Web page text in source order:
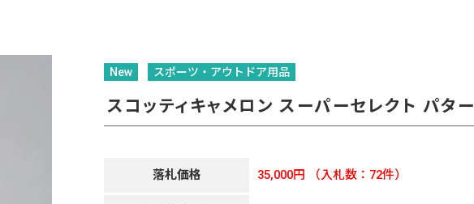
New スポーツ・アウトドア用品
スコッティキャメロン スーパーセレクト パター
落札価格 35,000円 （入札数：72件）